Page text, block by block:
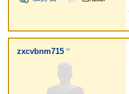
zxcvbnm715